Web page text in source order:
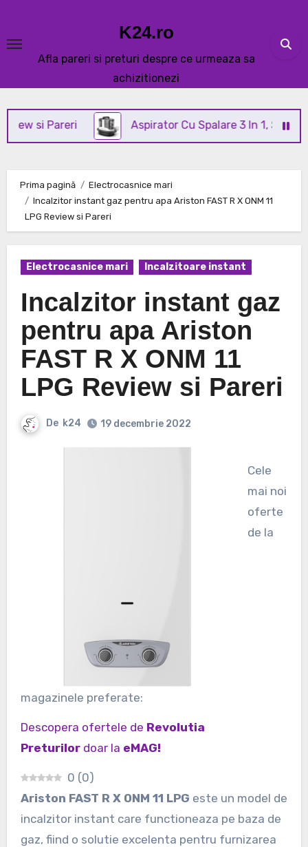
content
K24.ro
Afla pareri si preturi despre ce urmeaza sa
achizitionezi
Pareri Aspirator Cu Spalare 3 In 1, SeveShop®
Prima pagină
Electrocasnice mari
Incalzitor instant gaz pentru apa Ariston FAST R X ONM 11
LPG Review si Pareri
Electrocasnice mari Incalzitoare instant
Incalzitor instant gaz
pentru apa Ariston
FAST R X ONM 11
LPG Review si Pareri
De k24 19 decembrie 2022
Cele
mai noi
oferte
de la
magazinele preferate:
Descopera ofertele de Revolutia
Preturilor doar la eMAG!
0 (0)
Ariston FAST R X ONM 11 LPG este un model de
incalzitor instant care functioneaza pe baza de
gaz, fiind o solutie excelenta pentru furnizarea